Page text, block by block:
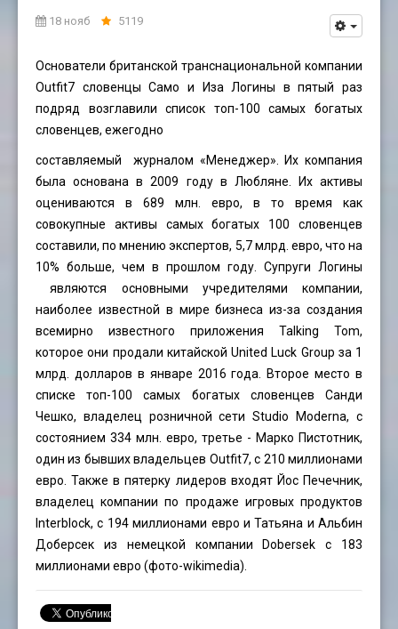
18 нояб 5119
Основатели британской транснациональной компании
Outfit7 словенцы Само и Иза Логины в пятый раз
подряд возглавили список топ-100 самых богатых
словенцев, ежегодно
составляемый журналом «Менеджер». Их компания
была основана в 2009 году в Любляне. Их активы
оцениваются в 689 млн. евро, в то время как
совокупные активы самых богатых 100 словенцев
составили, по мнению экспертов, 5,7 млрд. евро, что на
10% больше, чем в прошлом году. Супруги Логины
являются основными учредителями компании,
наиболее известной в мире бизнеса из-за создания
всемирно известного приложения Talking Tom,
которое они продали китайской United Luck Group за 1
млрд. долларов в январе 2016 года. Второе место в
списке топ-100 самых богатых словенцев Санди
Чешко, владелец розничной сети Studio Moderna, с
состоянием 334 млн. евро, третье - Марко Пистотник,
один из бывших владельцев Outfit7, с 210 миллионами
евро. Также в пятерку лидеров входят Йос Печечник,
владелец компании по продаже игровых продуктов
Interblock, с 194 миллионами евро и Татьяна и Альбин
Доберсек из немецкой компании Dobersek с 183
миллионами евро (фото-wikimedia).